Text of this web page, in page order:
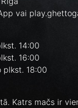
vai
14:00
16:00
plkst. 18:00
Katrs mačs ir